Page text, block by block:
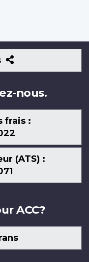
Suivez-
nous
nous.
frais :
(ATS) :
ACC?